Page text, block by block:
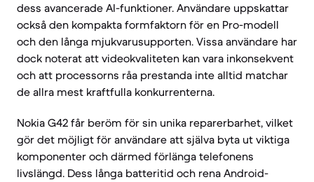
dess avancerade AI-funktioner. Användare uppskattar
också den kompakta formfaktorn för en Pro-modell
och den långa mjukvarusupporten. Vissa användare har
dock noterat att videokvaliteten kan vara inkonsekvent
och att processorns råa prestanda inte alltid matchar
de allra mest kraftfulla konkurrenterna.
Nokia G42 får beröm för sin unika reparerbarhet, vilket
gör det möjligt för användare att själva byta ut viktiga
komponenter och därmed förlänga telefonens
livslängd. Dess långa batteritid och rena Android-